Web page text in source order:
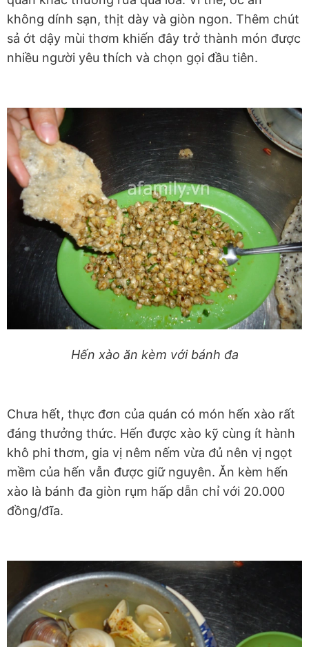
không dính sạn, thịt dày và giòn ngon. Thêm chút
sả ớt dậy mùi thơm khiến đây trở thành món được
nhiều người yêu thích và chọn gọi đầu tiên.
Hến xào ăn kèm với bánh đa
Chưa hết, thực đơn của quán có món hến xào rất
đáng thưởng thức. Hến được xào kỹ cùng ít hành
khô phi thơm, gia vị nêm nếm vừa đủ nên vị ngọt
mềm của hến vẫn được giữ nguyên. Ăn kèm hến
xào là bánh đa giòn rụm hấp dẫn chỉ với 20.000
đồng/đĩa.